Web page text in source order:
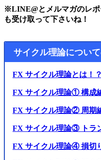
※LINE@とメルマガのレポ
も受け取って下さいね！
サイクル理論につい
FX サイクル理論とは！？
FX サイクル理論① 構成
FX サイクル理論② 周期
FX サイクル理論③ トラ
FX サイクル理論④ 損切